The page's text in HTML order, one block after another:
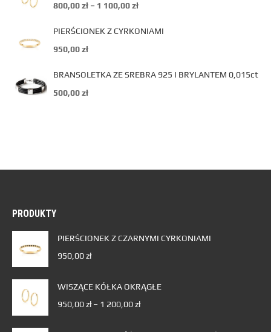
800,00zł – 1 100,00zł
PIERŚCIONEK Z CYRKONIAMI
950,00zł
BRANSOLETKA ZE SREBRA 925 I BRYLANTEM 0,015ct
500,00zł
PRODUKTY
PIERŚCIONEK Z CZARNYMI CYRKONIAMI
950,00zł
WISZĄCE KÓŁKA OKRĄGŁE
950,00zł – 1 200,00zł